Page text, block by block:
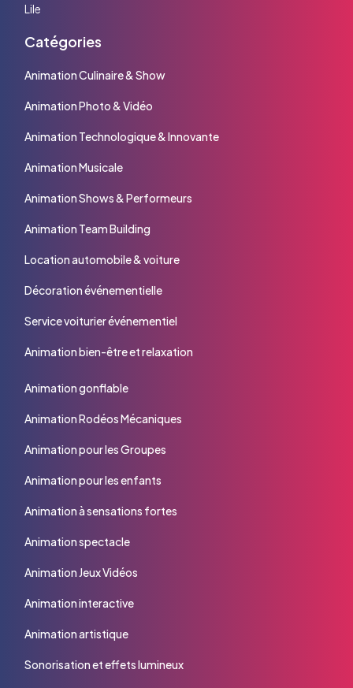
Lile
Catégories
Animation Culinaire & Show
Animation Photo & Vidéo
Animation Technologique & Innovante
Animation Musicale
Animation Shows & Performeurs
Animation Team Building
Location automobile & voiture
Décoration événementielle
Service voiturier événementiel
Animation bien-être et relaxation
Animation gonflable
Animation Rodéos Mécaniques
Animation pour les Groupes
Animation pour les enfants
Animation à sensations fortes
Animation spectacle
Animation Jeux Vidéos
Animation interactive
Animation artistique
Sonorisation et effets lumineux